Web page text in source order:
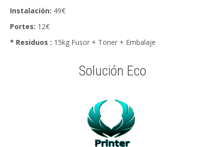
Instalación: 49€
Portes: 12€
* Residuos : 15kg Fusor + Toner + Embalaje
Solución Eco